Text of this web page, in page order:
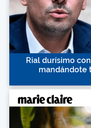
Rial durísimo
mandándote